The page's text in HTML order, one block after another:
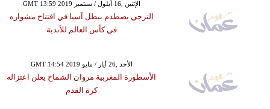
GMT 13:59 2019 الإثنين ,16 أيلول / سبتمبر
الترجي يصطدم ببطل آسيا في افتتاح مشواره
في كأس العالم للأندية
GMT 14:54 2019 الأحد ,26 أيار / مايو
الأسطورة المغربية مروان الشماخ يعلن اعتزاله
كرة القدم